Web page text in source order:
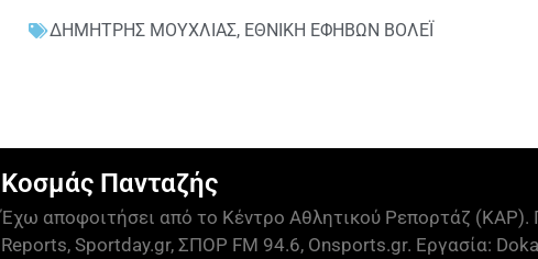
ΔΗΜΗΤΡΗΣ ΜΟΥΧΛΙΑΣ, ΕΘΝΙΚΗ ΕΦΗΒΩΝ ΒΟΛΕΪ
Κοσμάς Πανταζής
Έχω αποφοιτήσει από το Κέντρο Αθλητικού Ρεπορτάζ (ΚΑΡ).
Reports, Sportday.gr, ΣΠΟΡ FM 94.6, Onsports.gr. Εργασία: